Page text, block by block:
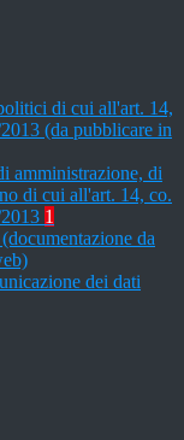
di cui all'art. 14,
(da pubblicare in
amministrazione, di
di cui all'art. 14, co.
1
da
dei dati